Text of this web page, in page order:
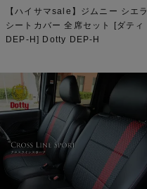
【ハイサマsale】ジムニー シエラ
シートカバー 全席セット [ダティ
DEP-H] Dotty DEP-H